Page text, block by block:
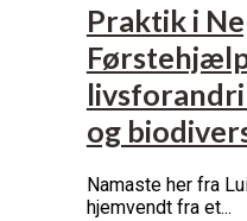
Praktik i
og
Namaste her fra
hjemvendt fra et...